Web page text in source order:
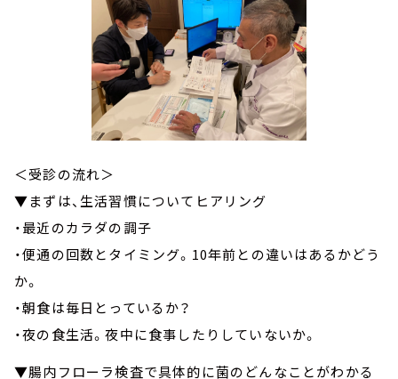
＜受診の流れ＞
▼まずは、生活習慣についてヒアリング
・最近のカラダの調子
・便通の回数とタイミング。10年前との違いはあるかどう
か。
・朝食は毎日とっているか？
・夜の食生活。夜中に食事したりしていないか。
▼腸内フローラ検査で具体的に菌のどんなことがわかる